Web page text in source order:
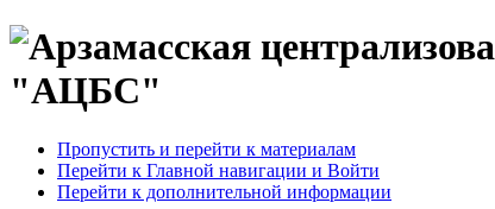
"АЦБС"
Пропустить и перейти к материалам
Перейти к Главной навигации и Войти
Перейти к дополнительной информации